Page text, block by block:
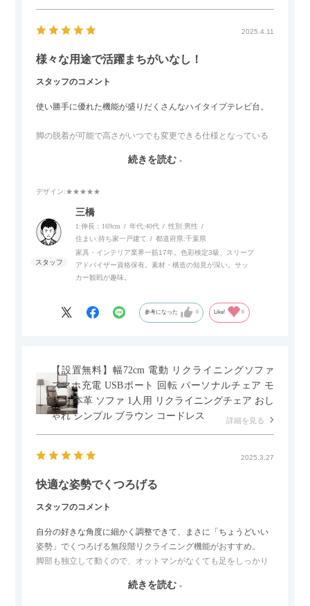
2025.4.11
様々な用途で活躍まちがいなし！
スタッフのコメント
使い勝手に優れた機能が盛りだくさんなハイタイプテレビ台。
脚の脱着が可能で高さがいつでも変更できる仕様となっている
また、補助テーブルとして使用可能なスライドテーブルや収納
内部にもプリンターなどが置けるスライド棚板がついているの
でテレビ台以外にもオフィスなどでの収納家具やリビングでの
サイドボードとして多目的な用途に対応しています。
また、扉は横方向へのスライド式となっているので開閉時のス
ペースを最小限に抑えられ、省スペースでご利用いただけるの
続きを読む
デザイン:★★★★★
三橋
1:伸長：169cm 年代:40代 性別:男性
住まい:持ち家一戸建て 都道府県:千葉県
家具・インテリア業界一筋17年。色彩検定3級、スリープ
アドバイザー資格保有。素材・構造の知見が深い。サッ
カー観戦が趣味。
参考になった 0 Like! 0
【設置無料】幅72cm 電動 リクライニングソファ
スマホ充電 USBポート 回転 パーソナルチェア モ
ダン 本革 ソファ 1人用 リクライニングチェア おし
ゃれ シンプル ブラウン コードレス
詳細を見る
2025.3.27
快適な姿勢でくつろげる
スタッフのコメント
自分の好きな角度に細かく調整できて、まさに「ちょうどいい
姿勢」でくつろげる無段階リクライニング機能がおすすめ。
脚部も独立して動くので、オットマンがなくても足をしっかり
スマホやタブレットを充電しながらリラックスできるのが嬉し
続きを読む